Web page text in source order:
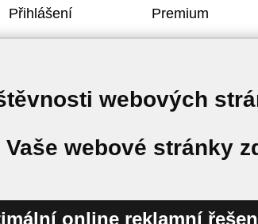
Přihlášení Premium
webových
webové stránky
online reklamní